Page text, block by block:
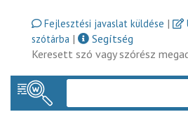
Fejlesztési javaslat küldése |
szótárba |
Segítség
Keresett szó vagy szórész